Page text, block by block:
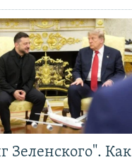
Зеленского". Как